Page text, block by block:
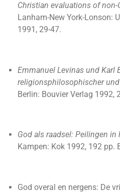
Christian evaluations of
Lanham-New York-Lonson:
1991, 29-47.
Emmanuel Levinas und Karl
religionsphilosophischer
Berlin: Bouvier Verlag 1992,
God als raadsel: Peilingen in
Kampen: Kok 1992, 192 pp.
God overal en nergens: De